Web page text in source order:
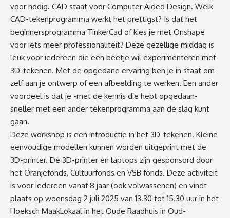
voor nodig. CAD staat voor Computer Aided Design. Welk
CAD-tekenprogramma werkt het prettigst? Is dat het
beginnersprogramma TinkerCad of kies je met Onshape
voor iets meer professionaliteit? Deze gezellige middag is
leuk voor iedereen die een beetje wil experimenteren met
3D-tekenen. Met de opgedane ervaring ben je in staat om
zelf aan je ontwerp of een afbeelding te werken. Een ander
voordeel is dat je -met de kennis die hebt opgedaan-
sneller met een ander tekenprogramma aan de slag kunt
gaan.
Deze workshop is een introductie in het 3D-tekenen. Kleine
eenvoudige modellen kunnen worden uitgeprint met de
3D-printer. De 3D-printer en laptops zijn gesponsord door
het Oranjefonds, Cultuurfonds en VSB fonds. Deze activiteit
is voor iedereen vanaf 8 jaar (ook volwassenen) en vindt
plaats op woensdag 2 juli 2025 van 13.30 tot 15.30 uur in het
Hoeksch MaakLokaal in het Oude Raadhuis in Oud-